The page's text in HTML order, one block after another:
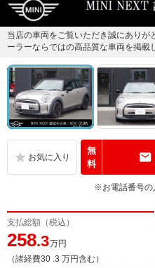
当店の車両をご覧いただき誠にありが
ーラーならではの高品質な車両を掲載
無
料
※お電話番号の
支払総額（税込）
258.3万円
（諸経費30 .3 万円含む）